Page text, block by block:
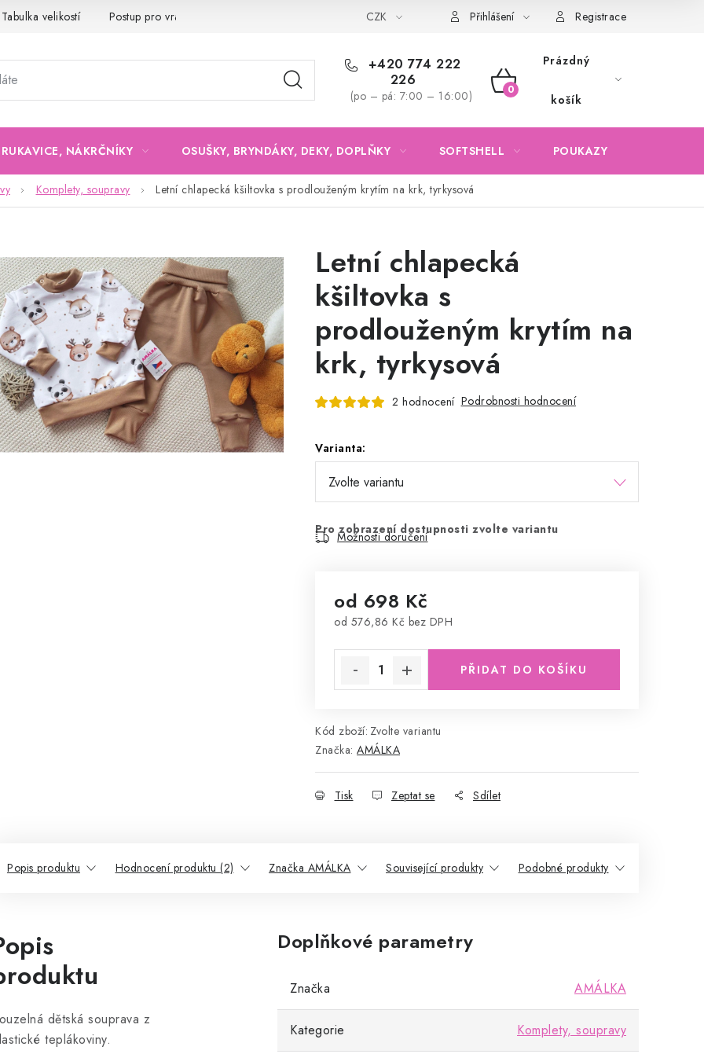
Tabulka velikostí Postup pro vrácení a výměnu Obchodní podmínky Podmínky ochrany osobních údajů
CZK Přihlášení Registrace
+420 774 222
226
(po – pá: 7:00 – 16:00)
NÁKUPNÍ
Prázdný
košík
NÁKRČNÍKY OSUŠKY, BRYNDÁKY, DEKY, DOPLŇKY SOFTSHELL POUKAZY
Komplety, soupravy Letní chlapecká kšiltovka s prodlouženým krytím na krk, tyrkysová
Letní chlapecká
kšiltovka s
prodlouženým krytím na
krk, tyrkysová
2 hodnocení Podrobnosti hodnocení
Varianta:
Pro zobrazení dostupnosti zvolte variantu
Možnosti doručení
od 698 Kč
od 576,86 Kč bez DPH
PŘIDAT DO KOŠÍKU
Kód zboží: Zvolte variantu
Značka: AMÁLKA
Tisk Zeptat se Sdílet
Popis produktu Hodnocení produktu (2) Značka AMÁLKA Související produkty Podobné produkty
dětská souprava z
teplákoviny.
Doplňkové parametry
Značka AMÁLKA
Kategorie Komplety, soupravy